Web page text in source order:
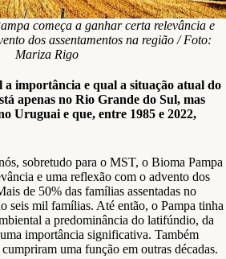
começa a ganhar certa relevância e
dos assentamentos na região / Foto:
Mariza Rigo
a importância e qual a situação atual do
apenas no Rio Grande do Sul, mas
Uruguai e que, entre 1985 e 2022,
sobretudo para o MST, o Bioma Pampa
e uma reflexão com o advento dos
de 50% das famílias assentadas no
seis mil famílias. Até então, o Pampa tinha
a predominância do latifúndio, da
importância significativa. Também
uma função em outras décadas.